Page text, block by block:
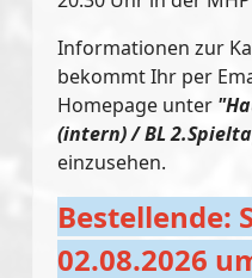
Informationen zur
bekommt Ihr per
Homepage unter
(intern) / BL
einzusehen.
Bestellende:
02.08.2026